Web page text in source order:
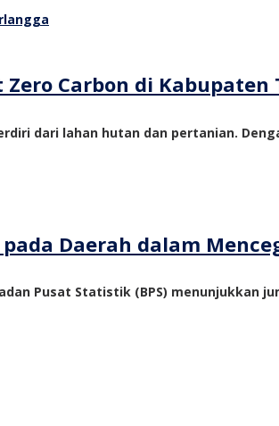
Carbon di Kabupaten
dari lahan hutan dan pertanian.
Daerah dalam
Pusat Statistik (BPS) menunjukkan